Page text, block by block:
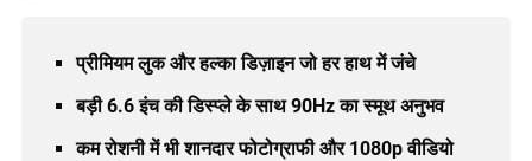
प्रीमियम लुक और हल्का डिज़ाइन जो हर हाथ में जंचे
बड़ी 6.6 इंच की डिस्प्ले के साथ 90Hz का स्मूथ अनुभव
कम रोशनी में भी शानदार फोटोग्राफी और 1080p वीडियो